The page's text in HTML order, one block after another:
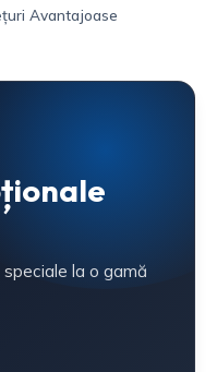
Avantajoase
la o gamă